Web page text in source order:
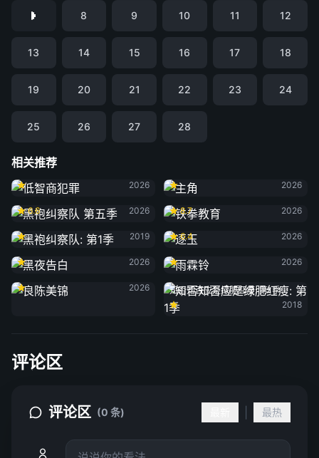
8 9 10 11 12
13 14 15 16 17 18
19 20 21 22 23 24
25 26 27 28
相关推荐
低智商犯罪
2026
2026
黑袍纠察队 第五季
6.6
2026
铁拳教育
8.7
2026
黑袍纠察队: 第1季
2019
逐玉
6.4
2026
黑夜告白
2026
雨霖铃
2026
良陈美锦
2026
知否知否应是绿肥红瘦: 第1季
2018
评论区
评论区 (0 条) 最热